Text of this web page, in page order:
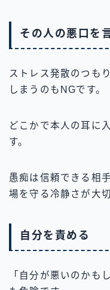
その人の悪口を
ストレス発散のつも
しまうのもNGです。
どこかで本人の耳に
す。
愚痴は信頼できる相
場を守る冷静さが大切
自分を責める
「自分が悪いのかも